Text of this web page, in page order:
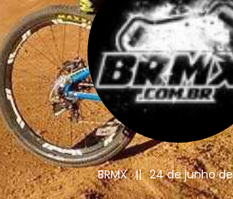
BRMX || 24 de junho de